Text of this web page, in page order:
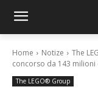
Home Notize The
concorso da 143
The LEGO® Group